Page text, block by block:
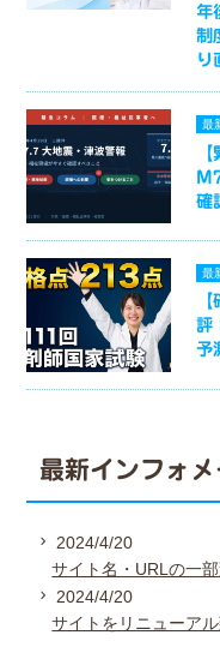
年
制
り
最
確
最
評
予
最新インフォ
2024/4/20
サイト名・URLの一
2024/4/20
サイトをリニューアル